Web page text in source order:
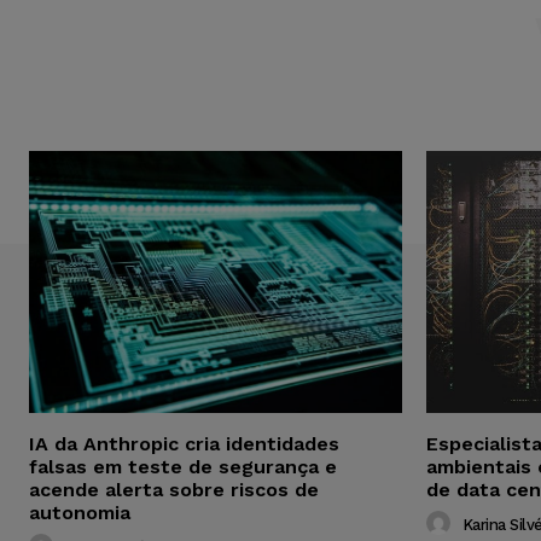
IA da Anthropic cria identidades
falsas em teste de segurança e
acende alerta sobre riscos de
autonomia
ambientais
de data
Karina